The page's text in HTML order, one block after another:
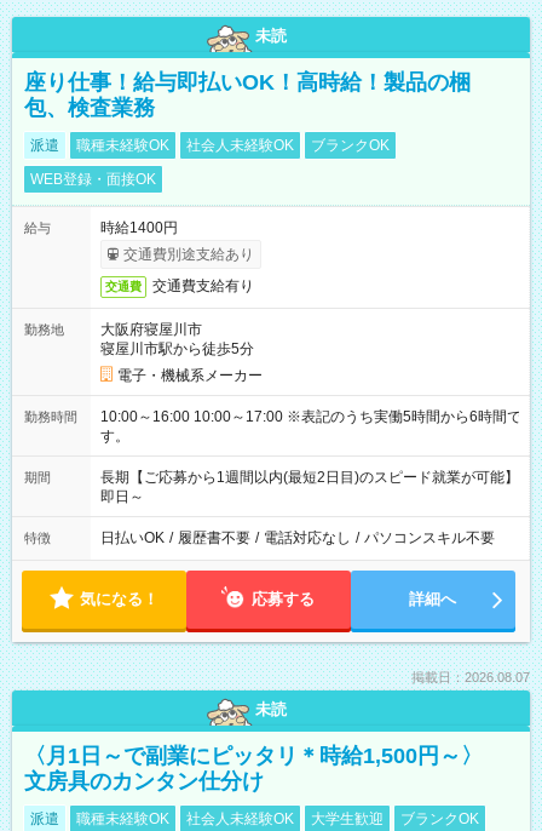
未読
座り仕事！給与即払いOK！高時給！製品の梱
包、検査業務
派遣 職種未経験OK 社会人未経験OK
ブランクOK
WEB登録・面接OK
給与
時給1400円
交通費別途支給あり
交通費 交通費支給有り
勤務地
大阪府寝屋川市
寝屋川市駅から徒歩5分
電子・機械系メーカー
勤務時間
10:00～16:00 10:00～17:00 ※表記のうち実働5時間から6時間で
す。
期間
長期【ご応募から1週間以内(最短2日目)のスピード就業が可能】
即日～
特徴 日払いOK / 履歴書不要 / 電話対応なし / パソコンスキル不要
気になる！ 応募する 詳細へ
掲載日：2026.08.07
未読
〈月1日～で副業にピッタリ＊時給1,500円～〉
文房具のカンタン仕分け
派遣 職種未経験OK 社会人未経験OK 大学生歓迎
ブランクOK